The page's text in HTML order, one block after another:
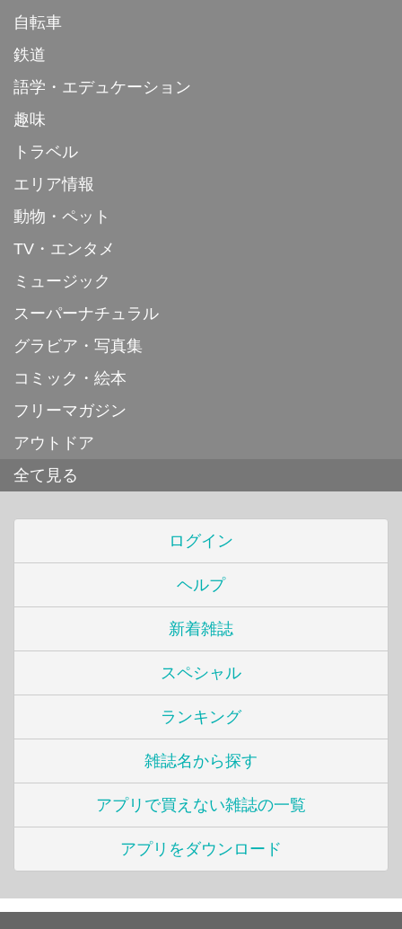
自転車
鉄道
語学・エデュケーション
趣味
トラベル
エリア情報
動物・ペット
TV・エンタメ
ミュージック
スーパーナチュラル
グラビア・写真集
コミック・絵本
フリーマガジン
アウトドア
全て見る
ログイン
ヘルプ
新着雑誌
スペシャル
ランキング
雑誌名から探す
アプリで買えない雑誌の一覧
アプリをダウンロード